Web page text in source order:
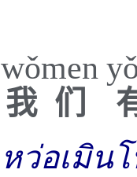
我
wǒ
们
men
หว่อเมิน